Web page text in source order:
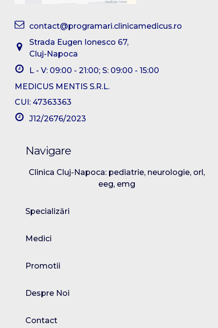
contact@programari.clinicamedicus.ro
Strada Eugen Ionesco 67,
Cluj-Napoca
L - V: 09:00 - 21:00; S: 09:00 - 15:00
MEDICUS MENTIS S.R.L.
CUI: 47363363
J12/2676/2023
Navigare
Clinica Cluj-Napoca: pediatrie, neurologie, orl,
eeg, emg
Specializări
Medici
Promotii
Despre Noi
Contact